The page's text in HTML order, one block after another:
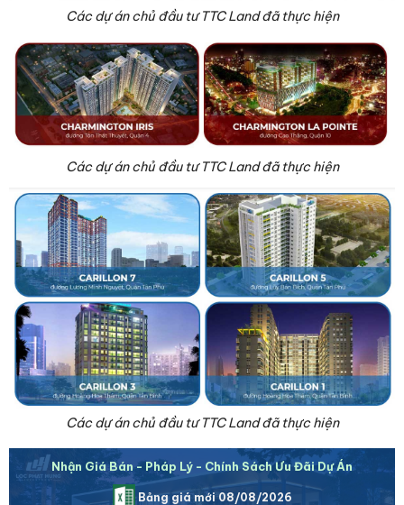
Các dự án chủ đầu tư TTC Land đã thực hiện
Các dự án chủ đầu tư TTC Land đã thực hiện
Các dự án chủ đầu tư TTC Land đã thực hiện
Nhận Giá Bán - Pháp Lý - Chính Sách Ưu Đãi Dự Án
Bảng giá mới 08/08/2026